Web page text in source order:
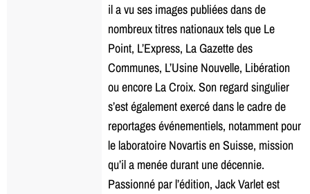
il a vu ses images publiées dans de
nombreux titres nationaux tels que Le
Point, L’Express, La Gazette des
Communes, L’Usine Nouvelle, Libération
ou encore La Croix. Son regard singulier
s’est également exercé dans le cadre de
reportages événementiels, notamment pour
le laboratoire Novartis en Suisse, mission
qu’il a menée durant une décennie.
Passionné par l’édition, Jack Varlet est